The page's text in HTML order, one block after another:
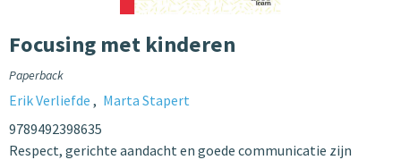
Focusing met kinderen
Paperback
Erik Verliefde
Marta Stapert
9789492398635
Respect, gerichte aandacht en goede communicatie zijn